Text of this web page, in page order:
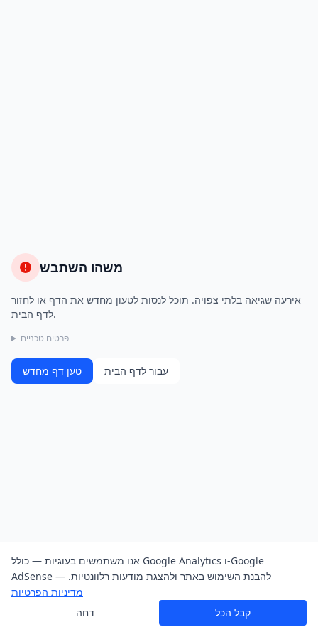
משהו השתבש
אירעה שגיאה בלתי צפויה. תוכל לנסות לטעון מחדש את הדף או לחזור
לדף הבית.
פרטים טכניים
טען דף מחדש עבור לדף הבית
אנו משתמשים בעוגיות — כולל Google Analytics ו-Google
AdSense — להבנת השימוש באתר ולהצגת מודעות רלוונטיות.
מדיניות הפרטיות
דחה
קבל הכל